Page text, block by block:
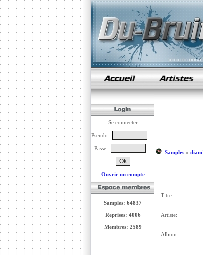
samples de rap
Se connecter
Pseudo :
Passe :
Ouvrir un compte
Samples: 64837
Reprises: 4006
Membres: 2589
Samples»
Titre:
Artiste:
Album: